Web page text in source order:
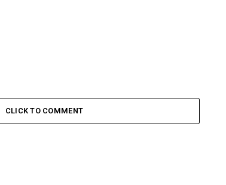
CLICK TO COMMENT